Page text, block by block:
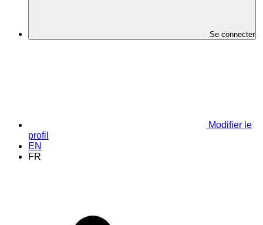
Se connecter
Modifier le
profil
EN
FR